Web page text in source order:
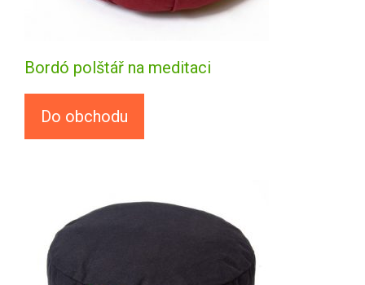
Bordó polštář na meditaci
Do obchodu